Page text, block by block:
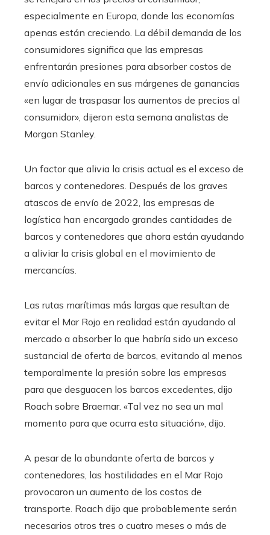
especialmente en Europa, donde las economías
apenas están creciendo. La débil demanda de los
consumidores significa que las empresas
enfrentarán presiones para absorber costos de
envío adicionales en sus márgenes de ganancias
«en lugar de traspasar los aumentos de precios al
consumidor», dijeron esta semana analistas de
Morgan Stanley.
Un factor que alivia la crisis actual es el exceso de
barcos y contenedores. Después de los graves
atascos de envío de 2022, las empresas de
logística han encargado grandes cantidades de
barcos y contenedores que ahora están ayudando
a aliviar la crisis global en el movimiento de
mercancías.
Las rutas marítimas más largas que resultan de
evitar el Mar Rojo en realidad están ayudando al
mercado a absorber lo que habría sido un exceso
sustancial de oferta de barcos, evitando al menos
temporalmente la presión sobre las empresas
para que desguacen los barcos excedentes, dijo
Roach sobre Braemar. «Tal vez no sea un mal
momento para que ocurra esta situación», dijo.
A pesar de la abundante oferta de barcos y
contenedores, las hostilidades en el Mar Rojo
provocaron un aumento de los costos de
transporte. Roach dijo que probablemente serán
necesarios otros tres o cuatro meses o más de